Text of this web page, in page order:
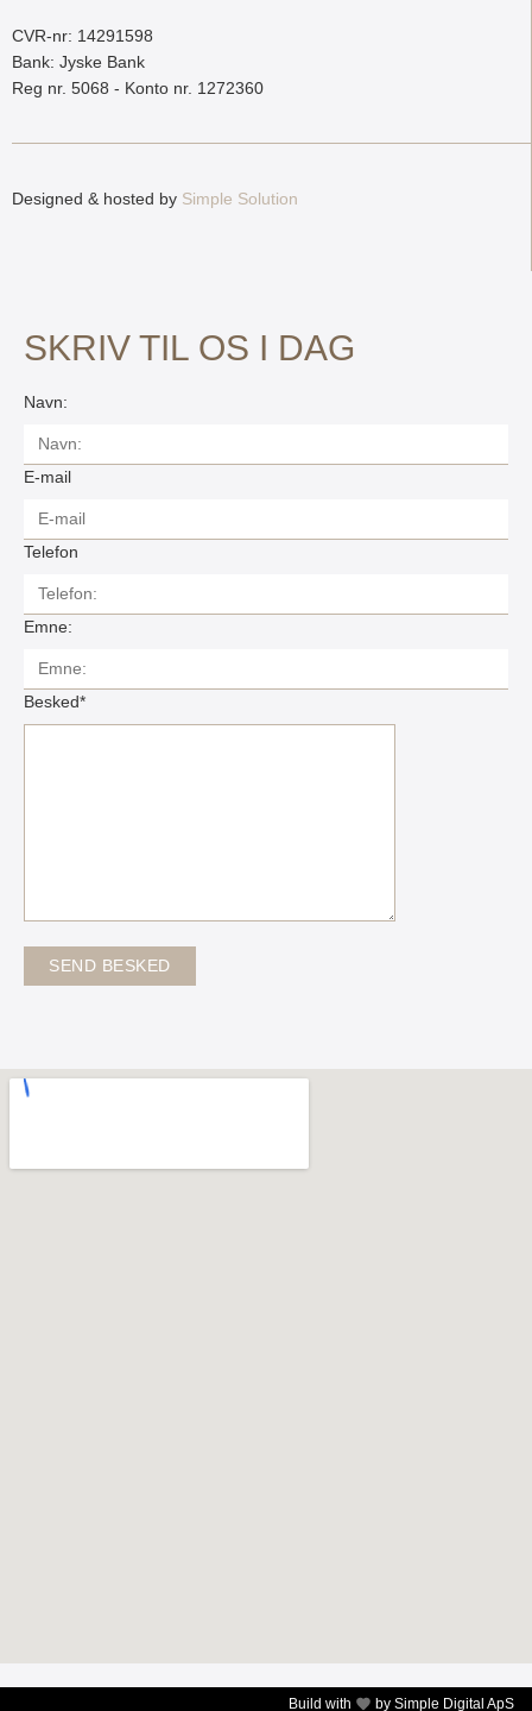
CVR-nr: 14291598
Bank: Jyske Bank
Reg nr. 5068 - Konto nr. 1272360
Designed & hosted by Simple Solution
SKRIV TIL OS I DAG
Navn:
E-mail
Telefon
Emne:
Besked*
SEND BESKED
Build with by Simple Digital ApS